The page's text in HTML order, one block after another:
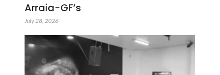
Arraia-GF’s
July 28, 2026